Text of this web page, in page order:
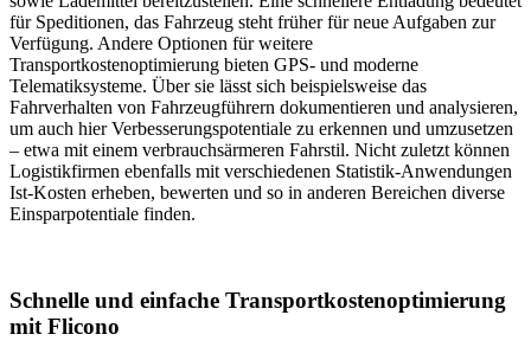
für Speditionen, das Fahrzeug steht früher für neue Aufgaben zur
Verfügung. Andere Optionen für weitere
Transportkostenoptimierung bieten GPS- und moderne
Telematiksysteme. Über sie lässt sich beispielsweise das
Fahrverhalten von Fahrzeugführern dokumentieren und analysieren,
um auch hier Verbesserungspotentiale zu erkennen und umzusetzen
– etwa mit einem verbrauchsärmeren Fahrstil. Nicht zuletzt können
Logistikfirmen ebenfalls mit verschiedenen Statistik-Anwendungen
Ist-Kosten erheben, bewerten und so in anderen Bereichen diverse
Einsparpotentiale finden.
Schnelle und einfache Transportkostenoptimierung
mit Flicono